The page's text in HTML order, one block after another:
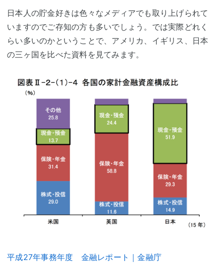
日本人の貯金好きは色々なメディアでも取り上げられて
いますのでご存知の方も多いでしょう。では実際どれく
らい多いのかということで、アメリカ、イギリス、日本
の三ヶ国を比べた資料を見てみます。
平成27年事務年度 金融レポート｜金融庁